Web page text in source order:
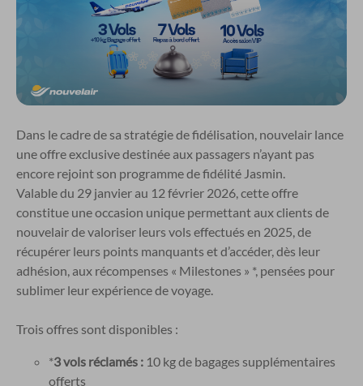
Dans le cadre de sa stratégie de fidélisation, nouvelair lance
une offre exclusive destinée aux passagers n’ayant pas
encore rejoint son programme de fidélité Jasmin.
Valable du 29 janvier au 12 février 2026, cette offre
constitue une occasion unique permettant aux clients de
nouvelair de valoriser leurs vols effectués en 2025, de
récupérer leurs points manquants et d’accéder, dès leur
adhésion, aux récompenses « Milestones » *, pensées pour
sublimer leur expérience de voyage.
Trois offres sont disponibles :
*3 vols réclamés : 10 kg de bagages supplémentaires
offerts